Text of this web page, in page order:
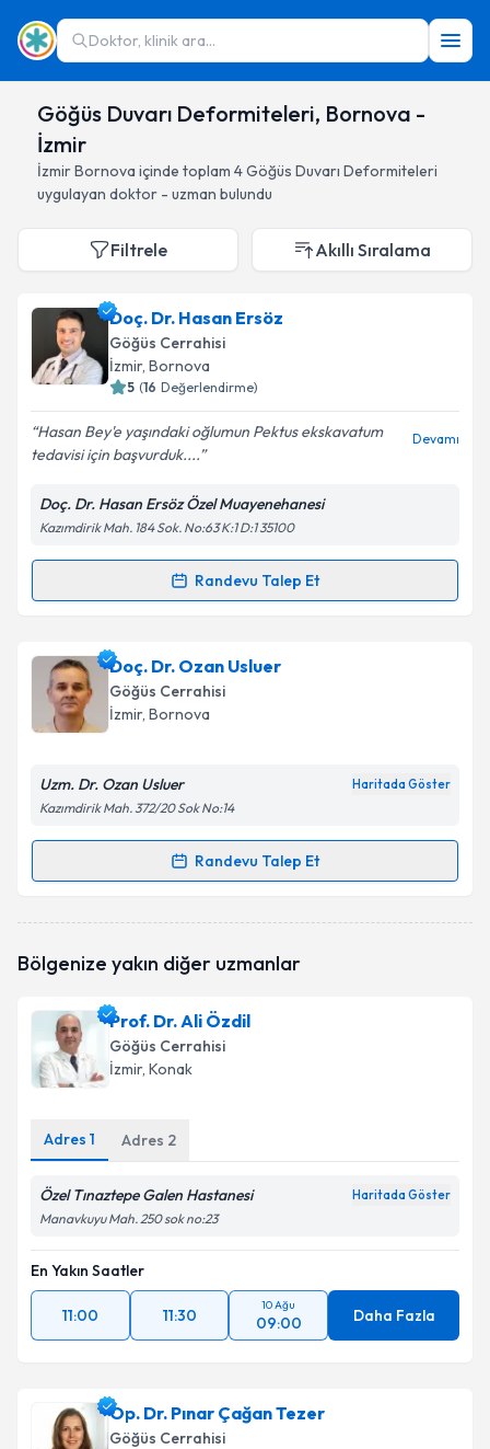
Doktor, klinik ara...
Göğüs Duvarı Deformiteleri, Bornova -
İzmir
İzmirBornova içinde toplam 4Göğüs Duvarı Deformiteleri
uygulayan doktor - uzman bulundu
Filtrele Akıllı Sıralama
Doç. Dr. Hasan Ersöz
Göğüs Cerrahisi
İzmir, Bornova
5 (16 Değerlendirme)
Hasan Bey'e yaşındaki oğlumun Pektus ekskavatum
tedavisi için başvurduk....
Devamı
Doç. Dr. Hasan Ersöz Özel Muayenehanesi
Kazımdirik Mah. 184 Sok. No:63 K:1 D:1 35100
Randevu Talep Et
Randevu Takvimi Talebi
Doç. Dr. Hasan Ersöziçin randevu takvimi talebi
oluşturun. Size bu uzmandan randevu almanız için bir
takvim hazırlandığında e-posta ile bilgilendireceğiz.
Kişisel verilerimin işlenmesine ilişkin
Metni'ni okudum ve kişisel verilerimin belirtilen
Takvim Talebini Gönder
Doç. Dr. Ozan Usluer
Göğüs Cerrahisi
İzmir, Bornova
Uzm. Dr. Ozan Usluer Haritada Göster
Kazımdirik Mah. 372/20 Sok No:14
Randevu Talep Et
Randevu Takvimi Talebi
oluşturun. Size bu uzmandan randevu almanız için bir
E-posta Adresiniz
Kişisel verilerimin işlenmesine ilişkin
Metni'ni okudum ve kişisel verilerimin belirtilen
Takvim Talebini Gönder
Bölgenize yakın diğer uzmanlar
Prof. Dr. Ali Özdil
Göğüs Cerrahisi
İzmir, Konak
Adres 1 Adres 2
Özel Tınaztepe Galen Hastanesi Haritada Göster
Manavkuyu Mah. 250 sok no:23
En Yakın Saatler
11:00 11:30
10 Ağu
09:00 Daha Fazla
Op. Dr. Pınar Çağan Tezer
Göğüs Cerrahisi